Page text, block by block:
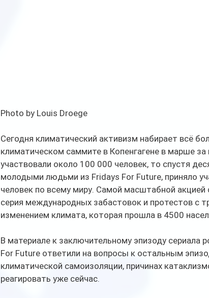
Photo by Louis Droege
Сегодня климатический активизм набирает всё
климатическом саммите в Копенгагене в марше
участвовали около 100 000 человек, то спустя
молодыми людьми из Fridays For Future, приняло
человек по всему миру. Самой масштабной акцией
серия международных забастовок и протестов с
изменением климата, которая прошла в 4500
В материале к заключительному эпизоду сериала
For Future ответили на вопросы к остальным
климатической самоизоляции, причинах
реагировать уже сейчас.